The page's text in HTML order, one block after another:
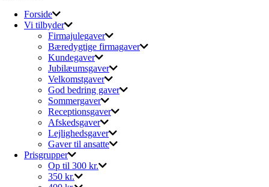
Forside
Vi tilbyder
Firmajulegaver
Bæredygtige firmagaver
Kundegaver
Jubilæumsgaver
Velkomstgaver
God bedring gaver
Sommergaver
Receptionsgaver
Afskedsgaver
Lejlighedsgaver
Gaver til ansatte
Prisgrupper
Op til 300 kr.
350 kr.